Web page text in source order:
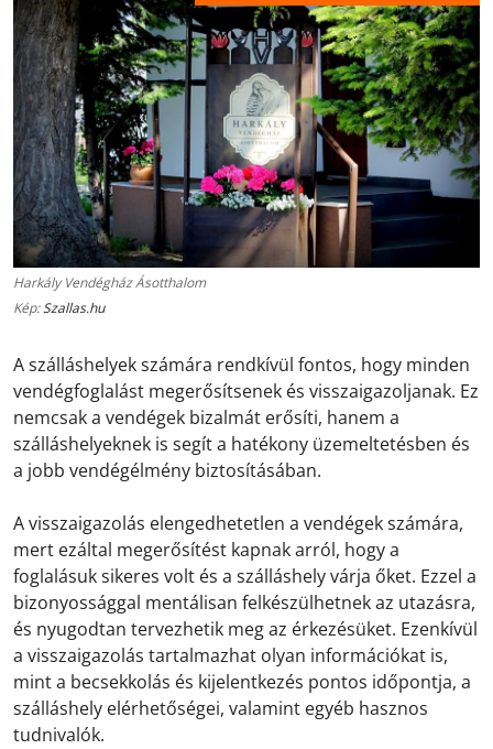
Harkály Vendégház Ásotthalom
Kép:Szallas.hu
A szálláshelyek számára rendkívül fontos, hogy minden
vendégfoglalást megerősítsenek és visszaigazoljanak. Ez
nemcsak a vendégek bizalmát erősíti, hanem a
szálláshelyeknek is segít a hatékony üzemeltetésben és
a jobb vendégélmény biztosításában.
A visszaigazolás elengedhetetlen a vendégek számára,
mert ezáltal megerősítést kapnak arról, hogy a
foglalásuk sikeres volt és a szálláshely várja őket. Ezzel a
bizonyossággal mentálisan felkészülhetnek az utazásra,
és nyugodtan tervezhetik meg az érkezésüket. Ezenkívül
a visszaigazolás tartalmazhat olyan információkat is,
mint a becsekkolás és kijelentkezés pontos időpontja, a
szálláshely elérhetőségei, valamint egyéb hasznos
tudnivalók.